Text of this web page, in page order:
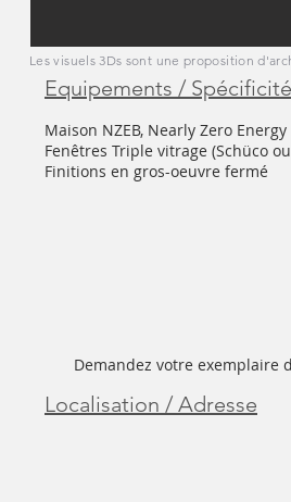
Les visuels 3Ds sont une proposition
Equipements /
Maison NZEB, Nearly Zero
Fenêtres Triple vitrage (Schüco
Finitions en gros-oeuvre fermé
Demandez votre exemplaire
Localisation / Adresse